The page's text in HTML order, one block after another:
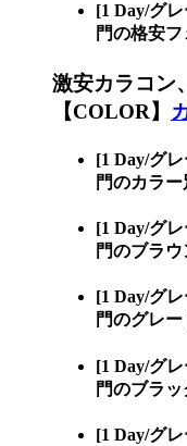
[1 Day/グ
門の格安
激安カラコン
【COLOR】
[1 Day/グ
門のカラー
[1 Day/グ
門のブラ
[1 Day/グ
門のグレ
[1 Day/グ
門のブラ
[1 Day/グ